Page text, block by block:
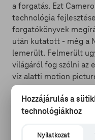
a forgatás. Ezt
technológia
forgatókönyvek
után kutatott - még a
lemerült. Felmerült
világáról fog szólni az
víz alatti motion
A forgatókönyvek
(Terminátor - Sarah
Hozzájárulás a
technológiákhoz
Nyilatkozat